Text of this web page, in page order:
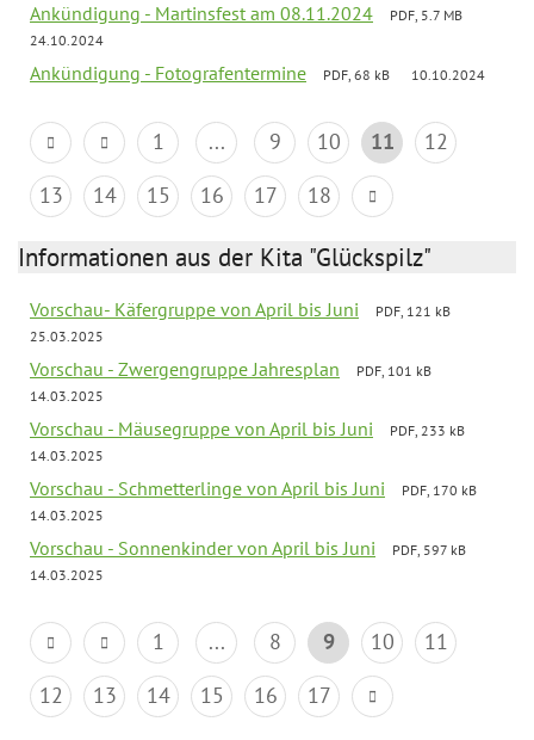
Ankündigung - Martinsfest am 08.11.2024
PDF, 5.7 MB
24.10.2024
Ankündigung - Fotografentermine PDF, 68 kB 10.10.2024
1 ... 9 10 11
12
13
14 15 16 17 18
Informationen aus der Kita "Glückspilz"
Vorschau- Käfergruppe von April bis Juni
PDF, 121 kB
25.03.2025
Vorschau - Zwergengruppe Jahresplan
PDF, 101 kB
14.03.2025
Vorschau - Mäusegruppe von April bis Juni
PDF, 233 kB
14.03.2025
Vorschau - Schmetterlinge von April bis Juni
PDF, 170 kB
14.03.2025
Vorschau - Sonnenkinder von April bis Juni
PDF, 597 kB
14.03.2025
1 ... 8 9 10
11
12
13 14 15 16 17